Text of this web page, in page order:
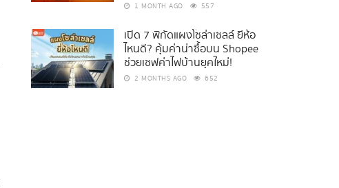
1 MONTH AGO 557
เปิด 7 พิกัดแผงโซล่าเซลล์ ยี่ห้อ
ไหนดี? คุ้มค่าน่าซื้อบน Shopee
ช่วยเซฟค่าไฟบ้านยุคใหม่!
2 MONTHS AGO 652